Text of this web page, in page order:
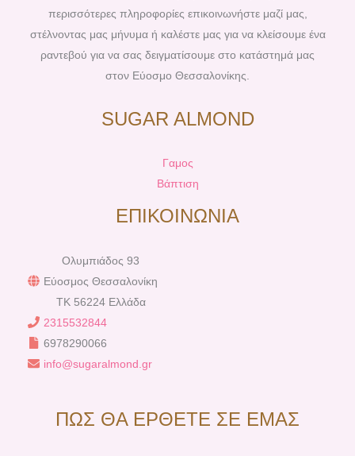
περισσότερες πληροφορίες επικοινωνήστε μαζί μας,
στέλνοντας μας μήνυμα ή καλέστε μας για να κλείσουμε ένα
ραντεβού για να σας δειγματίσουμε στο κατάστημά μας
στον Εύοσμο Θεσσαλονίκης.
SUGAR ALMOND
Γαμος
Βάπτιση
ΕΠΙΚΟΙΝΩΝΙΑ
Ολυμπιάδος 93
Εύοσμος Θεσσαλονίκη
TK 56224 Ελλάδα
2315532844
6978290066
info@sugaralmond.gr
ΠΩΣ ΘΑ ΕΡΘΕΤΕ ΣΕ ΕΜΑΣ